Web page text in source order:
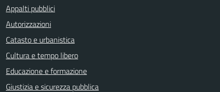
Appalti pubblici
Autorizzazioni
Catasto e urbanistica
Cultura e tempo libero
Educazione e formazione
Giustizia e sicurezza pubblica